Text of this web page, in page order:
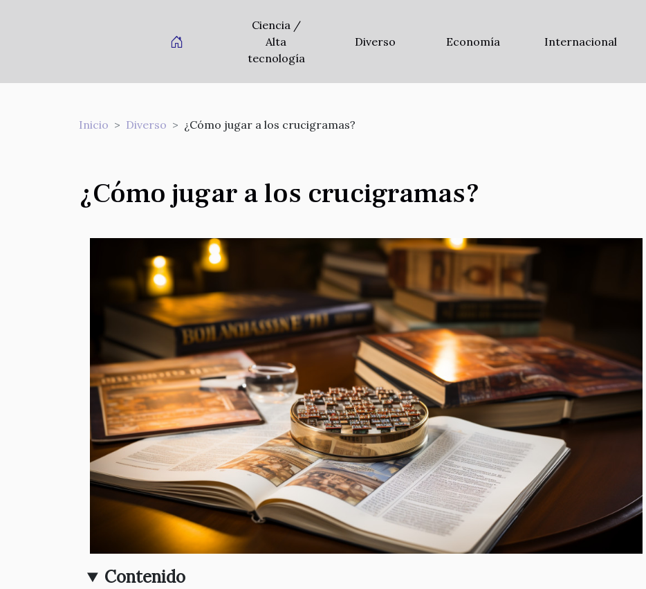
Ciencia /
Alta
tecnología
Diverso Economía Internacional
Inicio Diverso ¿Cómo jugar a los crucigramas?
¿Cómo jugar a los crucigramas?
Contenido